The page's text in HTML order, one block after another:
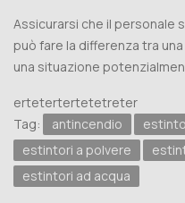
Assicurarsi che il personale
può fare la differenza tra
una situazione
ertetertertetetreter
Tag:
antincendio
estintori a polvere
estintori ad acqua